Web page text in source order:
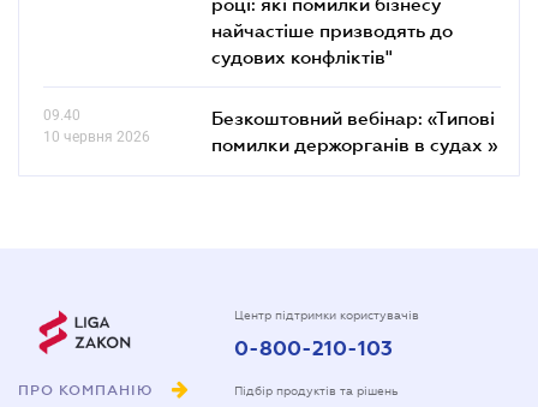
найчастіше призводять до
судових конфліктів"
09.40
10 червня 2026
Безкоштовний вебінар: «Типові
помилки держорганів в судах »
ПРО КОМПАНІЮ
Центр підтримки користувачів
0-800-210-103
Підбір продуктів та рішень